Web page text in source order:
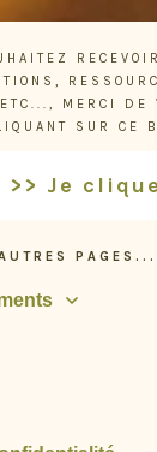
PAGES...
MERCI DE
SUR CE
>> Je